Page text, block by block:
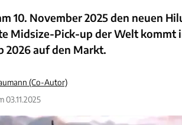
10. November 2025 den neuen
Midsize-Pick-up der Welt kommt
2026 auf den Markt.
(Co-Autor)
03.11.2025